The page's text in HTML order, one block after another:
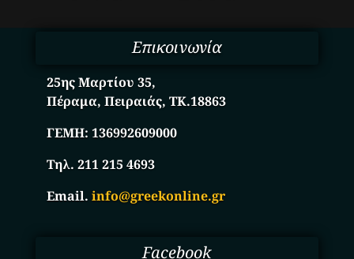
Επικοινωνία
25ης Μαρτίου 35,
Πέραμα, Πειραιάς, ΤΚ.18863
ΓΕΜΗ:136992609000
Τηλ. 211 215 4693
Email.info@greekonline.gr
Facebook